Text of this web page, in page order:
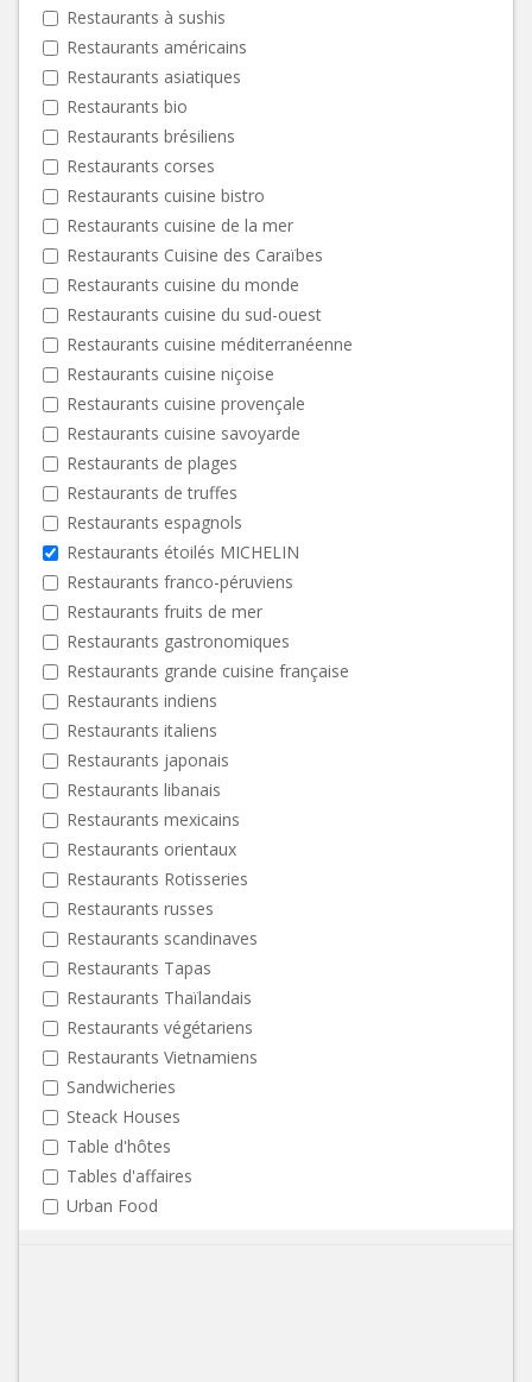
Restaurants à sushis
Restaurants américains
Restaurants asiatiques
Restaurants bio
Restaurants brésiliens
Restaurants corses
Restaurants cuisine bistro
Restaurants cuisine de la mer
Restaurants Cuisine des Caraïbes
Restaurants cuisine du monde
Restaurants cuisine du sud-ouest
Restaurants cuisine méditerranéenne
Restaurants cuisine niçoise
Restaurants cuisine provençale
Restaurants cuisine savoyarde
Restaurants de plages
Restaurants de truffes
Restaurants espagnols
Restaurants étoilés MICHELIN
Restaurants franco-péruviens
Restaurants fruits de mer
Restaurants gastronomiques
Restaurants grande cuisine française
Restaurants indiens
Restaurants italiens
Restaurants japonais
Restaurants libanais
Restaurants mexicains
Restaurants orientaux
Restaurants Rotisseries
Restaurants russes
Restaurants scandinaves
Restaurants Tapas
Restaurants Thaïlandais
Restaurants végétariens
Restaurants Vietnamiens
Sandwicheries
Steack Houses
Table d'hôtes
Tables d'affaires
Urban Food